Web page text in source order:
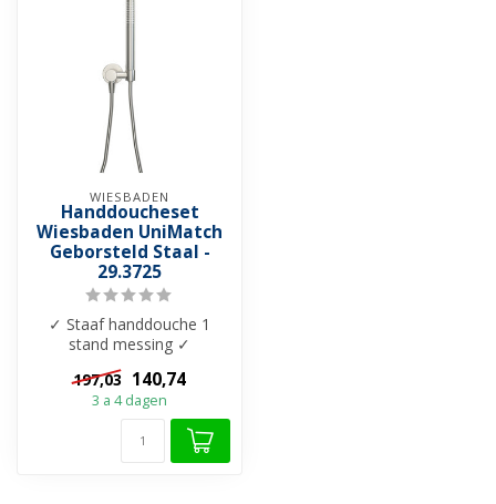
WIESBADEN
Handdoucheset
Wiesbaden UniMatch
Geborsteld Staal -
29.3725
✓ Staaf handdouche 1
stand messing ✓
Doucheslang 150cm
Kunststof ✓ Messing
Wanda...
197,03 140,74
3 a 4 dagen